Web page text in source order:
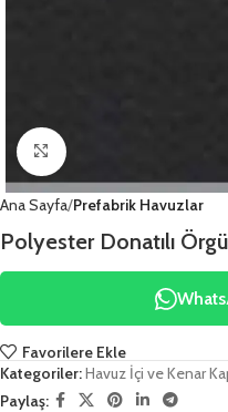
Click to enlarge
Ana Sayfa Prefabrik Havuzlar
Polyester Donatılı
Favorilere Ekle
Kategoriler:Havuz İçi ve Kenar
Paylaş: